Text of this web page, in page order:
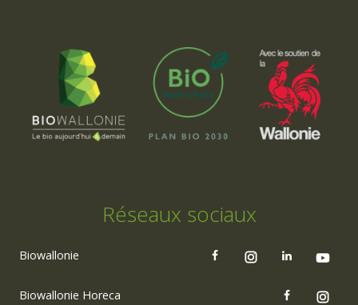
Réseaux sociaux
Biowallonie
Biowallonie Horeca